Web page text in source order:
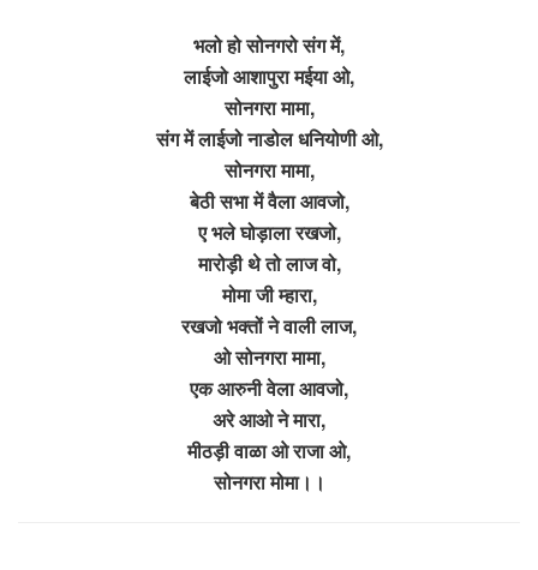
भलो हो सोनगरो संग में,
लाईजो आशापुरा मईया ओ,
सोनगरा मामा,
संग में लाईजो नाडोल धनियोणी ओ,
सोनगरा मामा,
बेठी सभा में वैला आवजो,
ए भले घोड़ाला रखजो,
मारोड़ी थे तो लाज वो,
मोमा जी म्हारा,
रखजो भक्तों ने वाली लाज,
ओ सोनगरा मामा,
एक आरुनी वेला आवजो,
अरे आओ ने मारा,
मीठड़ी वाळा ओ राजा ओ,
सोनगरा मोमा।।